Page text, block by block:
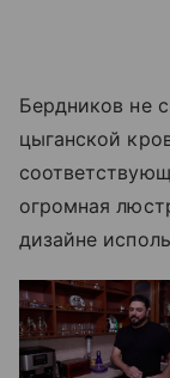
Бердников не
цыганской
огромная
дизайне